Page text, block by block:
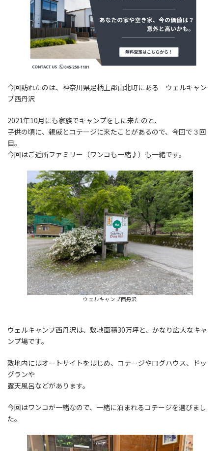
今回訪れたのは、神奈川県足柄上郡山北町にある ウェルキャン
プ西丹沢
2021年10月にも家族でキャンプをしに来たのと、
子供の頃に、親戚とコテージに来たことがあるので、今回で３回
目。
今回はご近所ファミリー（ワンコも一緒♪）も一緒です。
ウェルキャンプ西丹沢
ウェルキャンプ西丹沢は、敷地面積30万坪と、かなり広大なキャ
ンプ場です。
敷地内にはオートサイトをはじめ、コテージやログハウス、ドッ
グランや
露天風呂などがあります。
今回はワンコが一緒なので、一緒に泊まれるコテージを選びまし
た。